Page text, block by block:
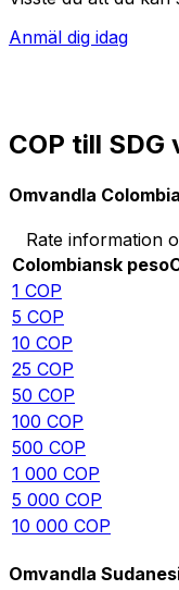
Anmäl dig idag
COP till
Omvandla
Rate information
Colombiansk peso
1 COP
5 COP
10 COP
25 COP
50 COP
100 COP
500 COP
1 000 COP
5 000 COP
10 000 COP
Omvandla